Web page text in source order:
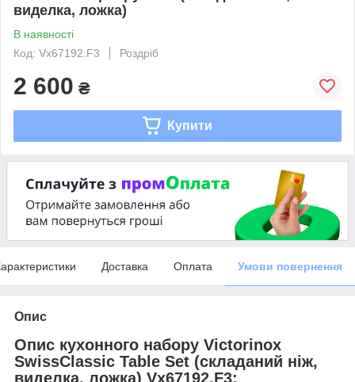
виделка, ложка)
В наявності
Код: Vx67192.F3
Роздріб
2 600 ₴
Купити
Доставка Оплата Умови повернення
Опис
Опис кухонного набору Victorinox
SwissClassic Table Set (складаний ніж,
виделка, ложка) Vx67192.F3: